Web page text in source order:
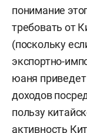
понимание
требовать от
(поскольку
экспортно-
юаня
доходов
пользу
активность